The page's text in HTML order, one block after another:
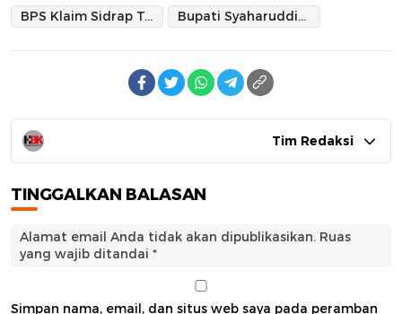
BPS Klaim Sidrap Tertinggi Kepemilikan Roda Empat di Sulsel Bupati Syaharuddin : Bukti Kesejahteraan Warga Kita Meningkat
Tim Redaksi
TINGGALKAN BALASAN
Alamat email Anda tidak akan dipublikasikan. Ruas
yang wajib ditandai *
Simpan nama, email, dan situs web saya pada peramban